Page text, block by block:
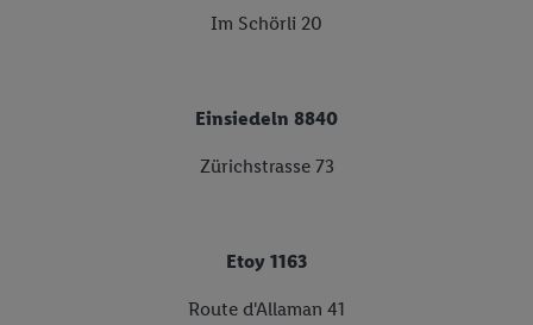
Im Schörli 20
Einsiedeln 8840
Zürichstrasse 73
Etoy 1163
Route d'Allaman 41